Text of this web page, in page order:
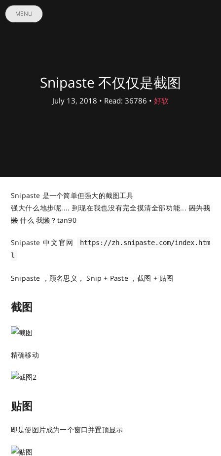
MENU
Snipaste 不仅仅是截图
July 13, 2018 • Read: 36786 • 好软
Snipaste 是一个简单但强大的截图工具
强大什么地步呢.... 到现在我也没有完全摸清全部功能...因为我
懒什么 我懒？tan90
Snipaste 中文官网
https://zh.snipaste.com/index.htm
l
Snipaste ，顾名思义， Snip + Paste ，截图 + 贴图
截图
精确移动
贴图
即是使图片成为一个窗口并置顶显示